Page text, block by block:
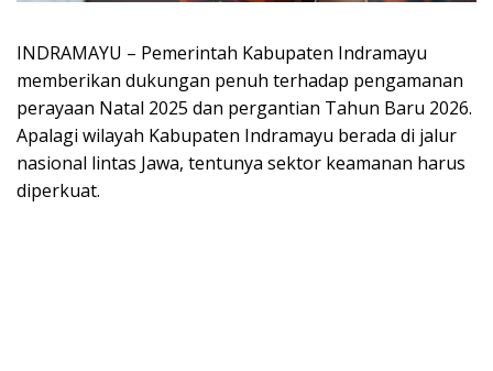
INDRAMAYU – Pemerintah Kabupaten Indramayu
memberikan dukungan penuh terhadap pengamanan
perayaan Natal 2025 dan pergantian Tahun Baru 2026.
Apalagi wilayah Kabupaten Indramayu berada di jalur
nasional lintas Jawa, tentunya sektor keamanan harus
diperkuat.